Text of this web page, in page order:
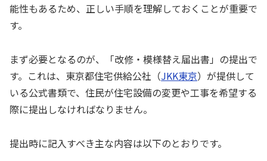
能性もあるため、正しい手順を理解しておくことが重要で
す。
まず必要となるのが、「改修・模様替え届出書」の提出で
す。これは、東京都住宅供給公社（JKK東京）が提供して
いる公式書類で、住民が住宅設備の変更や工事を希望する
際に提出しなければなりません。
提出時に記入すべき主な内容は以下のとおりです。